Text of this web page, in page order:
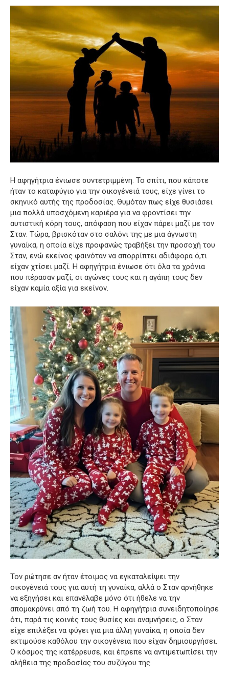
Η αφηγήτρια ένιωσε συντετριμμένη. Το σπίτι, που κάποτε
ήταν το καταφύγιο για την οικογένειά τους, είχε γίνει το
σκηνικό αυτής της προδοσίας. Θυμόταν πως είχε θυσιάσει
μια πολλά υποσχόμενη καριέρα για να φροντίσει την
αυτιστική κόρη τους, απόφαση που είχαν πάρει μαζί με τον
Σταν. Τώρα, βρισκόταν στο σαλόνι της με μια άγνωστη
γυναίκα, η οποία είχε προφανώς τραβήξει την προσοχή του
Σταν, ενώ εκείνος φαινόταν να απορρίπτει αδιάφορα ό,τι
είχαν χτίσει μαζί. Η αφηγήτρια ένιωσε ότι όλα τα χρόνια
που πέρασαν μαζί, οι αγώνες τους και η αγάπη τους δεν
είχαν καμία αξία για εκείνον.
Τον ρώτησε αν ήταν έτοιμος να εγκαταλείψει την
οικογένειά τους για αυτή τη γυναίκα, αλλά ο Σταν αρνήθηκε
να εξηγήσει και επανέλαβε μόνο ότι ήθελε να την
απομακρύνει από τη ζωή του. Η αφηγήτρια συνειδητοποίησε
ότι, παρά τις κοινές τους θυσίες και αναμνήσεις, ο Σταν
είχε επιλέξει να φύγει για μια άλλη γυναίκα, η οποία δεν
εκτιμούσε καθόλου την οικογένεια που είχαν δημιουργήσει.
Ο κόσμος της κατέρρευσε, και έπρεπε να αντιμετωπίσει την
αλήθεια της προδοσίας του συζύγου της.